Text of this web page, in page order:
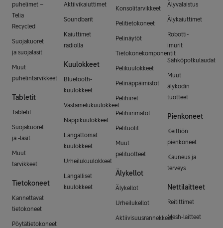
puhelimet –
Telia
Recycled
Suojakuoret
ja suojalasit
Muut
puhelintarvikkeet
Tabletit
Tabletit
Suojakuoret
ja -lasit
Muut
tarvikkeet
Tietokoneet
Kannettavat
tietokoneet
Pöytätietokoneet
Aktiivikaiuttimet
Soundbarit
Kaiuttimet
radiolla
Kuulokkeet
Bluetooth-
kuulokkeet
Vastamelukuulokkeet
Nappikuulokkeet
Langattomat
kuulokkeet
Urheilukuulokkeet
Langalliset
kuulokkeet
Konsolitarvikkeet
Pelitietokoneet
Pelinäytöt
Tietokonekomponentit
Pelikuulokkeet
Pelinäppäimistöt
Pelihiiret
Pelihiirimatot
Pelituolit
Muut
pelituotteet
Älykellot
Älykellot
Urheilukellot
Aktiivisuusrannekkeet
Älyvalaistus
Älykaiuttimet
Robotti-
imurit
Sähköpotkulaudat
Muut
älykodin
tuotteet
Pienkoneet
Keittiön
pienkoneet
Kauneus ja
terveys
Nettilaitteet
Reitittimet
Mesh-laitteet